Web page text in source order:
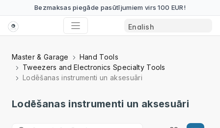
Bezmaksas piegāde pasūtījumiem virs 100 EUR!
Master & Garage
Hand Tools
Tweezers and Electronics Specialty Tools
Lodēšanas instrumenti un aksesuāri
Lodēšanas instrumenti un aksesuāri